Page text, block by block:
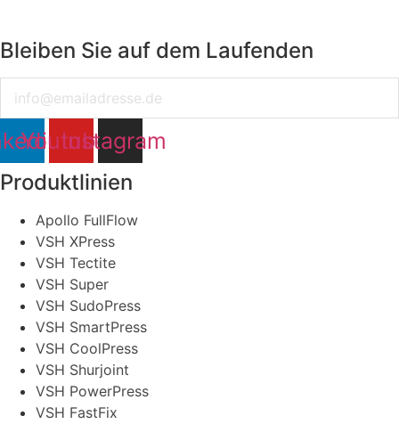
Bleiben Sie auf dem Laufenden
Youtube
Instagram
Produktlinien
Apollo FullFlow
VSH XPress
VSH Tectite
VSH Super
VSH SudoPress
VSH SmartPress
VSH CoolPress
VSH Shurjoint
VSH PowerPress
VSH FastFix